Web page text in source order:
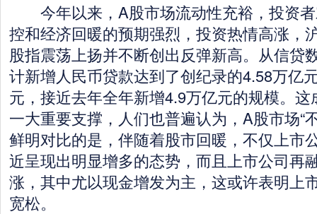
今年以来，A股市场流动性充裕，投资者
控和经济回暖的预期强烈，投资热情高涨，
股指震荡上扬并不断创出反弹新高。从信贷
计新增人民币贷款达到了创纪录的4.58万亿
元，接近去年全年新增4.9万亿元的规模。
一大重要支撑，人们也普遍认为，A股市场“
鲜明对比的是，伴随着股市回暖，不仅上市
近呈现出明显增多的态势，而且上市公司再
涨，其中尤以现金增发为主，这或许表明上
宽松。